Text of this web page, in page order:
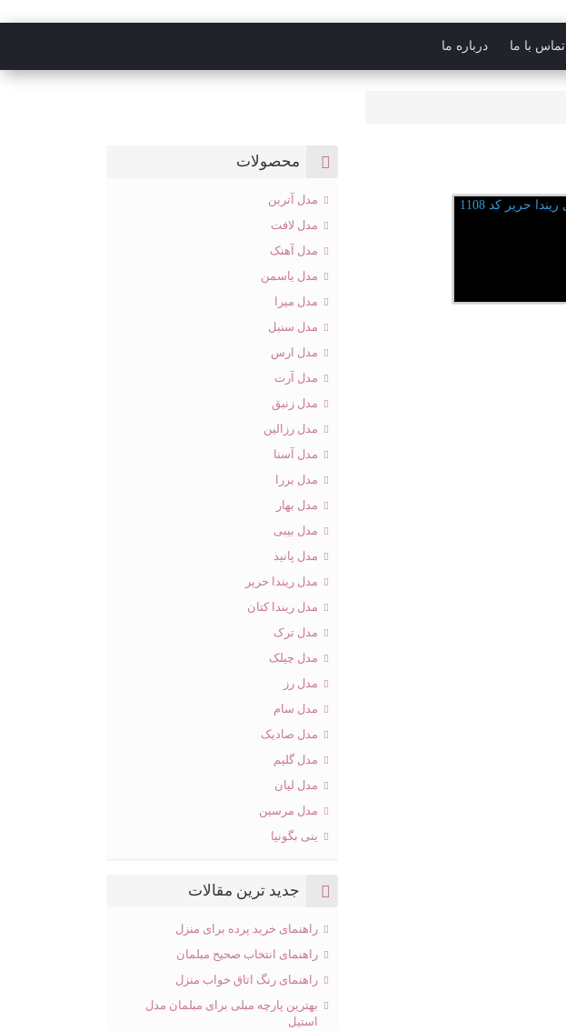
تماس با ما درباره ما
محصولات
مدل آترین
مدل لافت
مدل آهنک
مدل یاسمن
مدل میرا
مدل سنبل
مدل ارس
مدل آرت
مدل زنبق
مدل رزالین
مدل آسنا
مدل بررا
مدل بهار
مدل بیبی
مدل پانیذ
مدل ریندا حریر
مدل ریندا کتان
مدل ترک
مدل چیلک
مدل رز
مدل سام
مدل صادیک
مدل گلیم
مدل لیان
مدل مرسین
ینی بگونیا
جدید ترین مقالات
راهنمای خرید پرده برای منزل
راهنمای انتخاب صحیح مبلمان
راهنمای رنگ اتاق خواب منزل
بهترین پارچه مبلی برای مبلمان مدل
استیل